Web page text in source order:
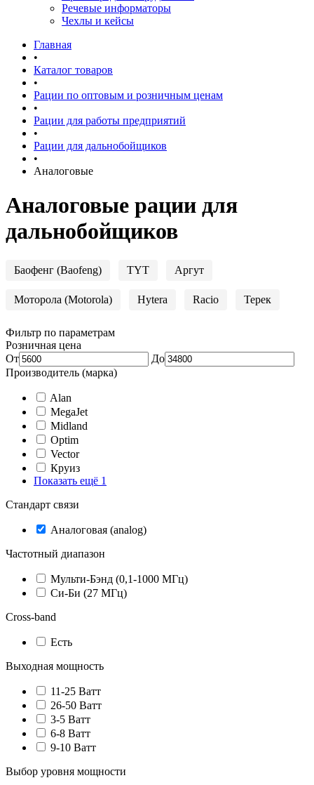
Речевые информаторы
Чехлы и кейсы
Главная
•
Каталог товаров
•
Рации по оптовым и розничным ценам
•
Рации для работы предприятий
•
Рации для дальнобойщиков
•
Аналоговые
Аналоговые рации для
дальнобойщиков
Баофенг (Baofeng) TYT Аргут
Моторола (Motorola) Hytera Racio Терек
Фильтр по параметрам
Розничная цена
От
До
Производитель (марка)
Alan
MegaJet
Midland
Optim
Vector
Круиз
Показать ещё 1
Стандарт связи
Аналоговая (analog)
Частотный диапазон
Мульти-Бэнд (0,1-1000 МГц)
Си-Би (27 МГц)
Cross-band
Есть
Выходная мощность
11-25 Ватт
26-50 Ватт
3-5 Ватт
6-8 Ватт
9-10 Ватт
Выбор уровня мощности